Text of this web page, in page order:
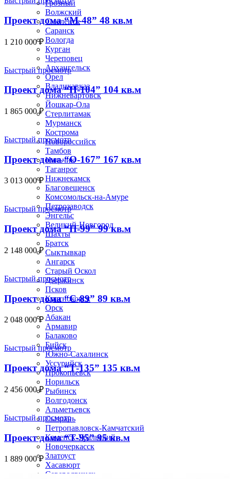
Грозный
Волжский
Смоленск
Саранск
Вологда
Курган
Череповец
Архангельск
Орел
Владикавказ
Нижневартовск
Йошкар-Ола
Стерлитамак
Мурманск
Кострома
Новороссийск
Тамбов
Нальчик
Таганрог
Нижнекамск
Благовещенск
Комсомольск-на-Амуре
Петрозаводск
Энгельс
Великий-Новгород
Шахты
Братск
Сыктывкар
Ангарск
Старый Оскол
Дзержинск
Псков
Краснокорск
Орск
Абакан
Армавир
Балаково
Бийск
Южно-Сахалинск
Уссурийск
Прокопьевск
Норильск
Рыбинск
Волгодонск
Альметьевск
Сызрань
Петропавловск-Камчатский
Каменск-Уральский
Новочеркасск
Златоуст
Хасавюрт
Северодвинск
Проект дома “М-48” 48 кв.м
1 210 000₽
Быстрый просмотр
Проект дома “Н-104” 104 кв.м
1 865 000₽
Быстрый просмотр
Проект дома “О-167” 167 кв.м
3 013 000₽
Быстрый просмотр
Проект дома “П-99” 99 кв.м
2 148 000₽
Быстрый просмотр
Проект дома “С-89” 89 кв.м
2 048 000₽
Быстрый просмотр
Проект дома “Т-135” 135 кв.м
2 456 000₽
Быстрый просмотр
Проект дома “Т-95” 95 кв.м
1 889 000₽